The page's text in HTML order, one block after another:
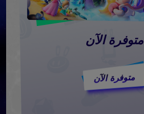
ﻣﺘﻮﻓﺮﺓ ﺍﻵﻥ
ﻣﺘﻮﻓﺮﺓ ﺍﻵﻥ